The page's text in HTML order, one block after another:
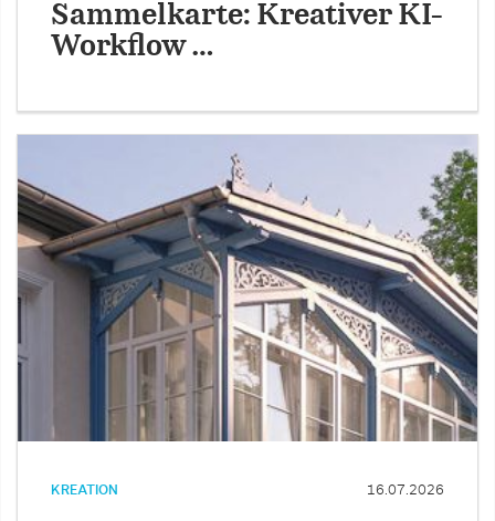
Sammelkarte: Kreativer KI-
Workflow …
KREATION 16.07.2026